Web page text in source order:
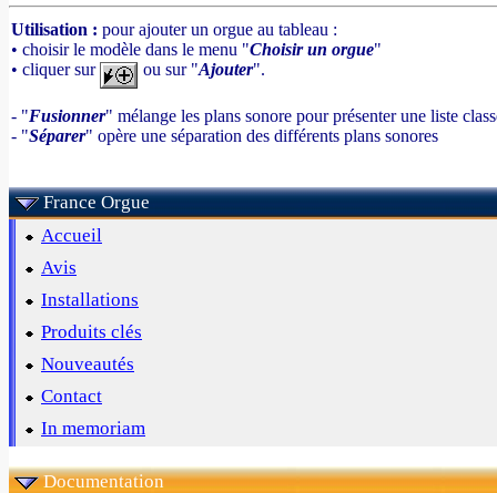
Utilisation : pour ajouter un orgue au tableau :
• choisir le modèle dans le menu "Choisir un orgue"
• cliquer sur
ou sur "Ajouter".
- "Fusionner" mélange les plans sonore pour présenter une liste
- "Séparer" opère une séparation des différents plans sonores
France Orgue
Accueil
Avis
Installations
Produits clés
Nouveautés
Contact
In memoriam
Documentation